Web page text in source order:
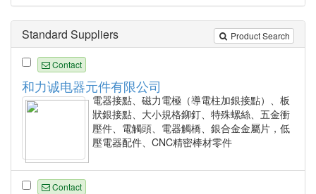
Product Search
Standard Suppliers
Contact
和力诚电器元件有限公司
電器接點、磁力電極（導電柱加銀接點）、板
狀銀接點、大小規格鉚釘、特殊螺絲、五金衝
壓件、電觸頭、電器觸橋、銀合金金屬片，低
壓電器配件、CNC精密棒材零件
Contact